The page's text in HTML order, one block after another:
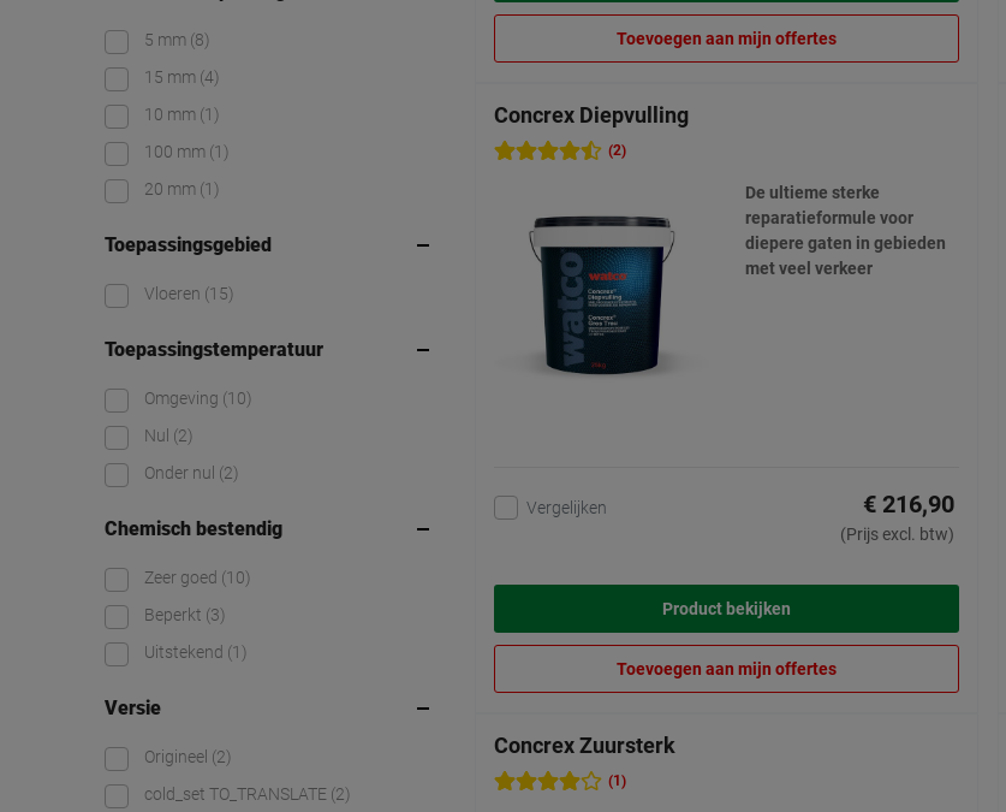
5 mm (8)
15 mm (4)
10 mm (1)
100 mm (1)
20 mm (1)
Toepassingsgebied
Vloeren (15)
Toepassingstemperatuur
Omgeving (10)
Nul (2)
Onder nul (2)
Chemisch bestendig
Zeer goed (10)
Beperkt (3)
Uitstekend (1)
Versie
Origineel (2)
cold_set TO_TRANSLATE (2)
Toevoegen aan mijn offertes
Concrex Diepvulling
(2)
De ultieme sterke
reparatieformule voor
diepere gaten in gebieden
met veel verkeer
Vergelijken € 216,90
(Prijs excl. btw)
Product bekijken
Toevoegen aan mijn offertes
Concrex Zuursterk
(1)